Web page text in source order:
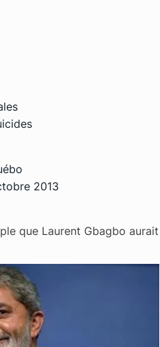
2013
que Laurent Gbagbo aurait